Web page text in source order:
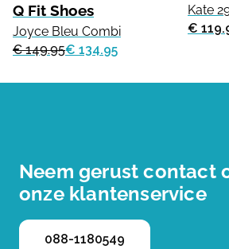
Q Fit Shoes
Joyce Bleu Combi
€ 149.95€ 134.95
Kate
€
Neem gerust contact
onze klantenservice
088-1180549